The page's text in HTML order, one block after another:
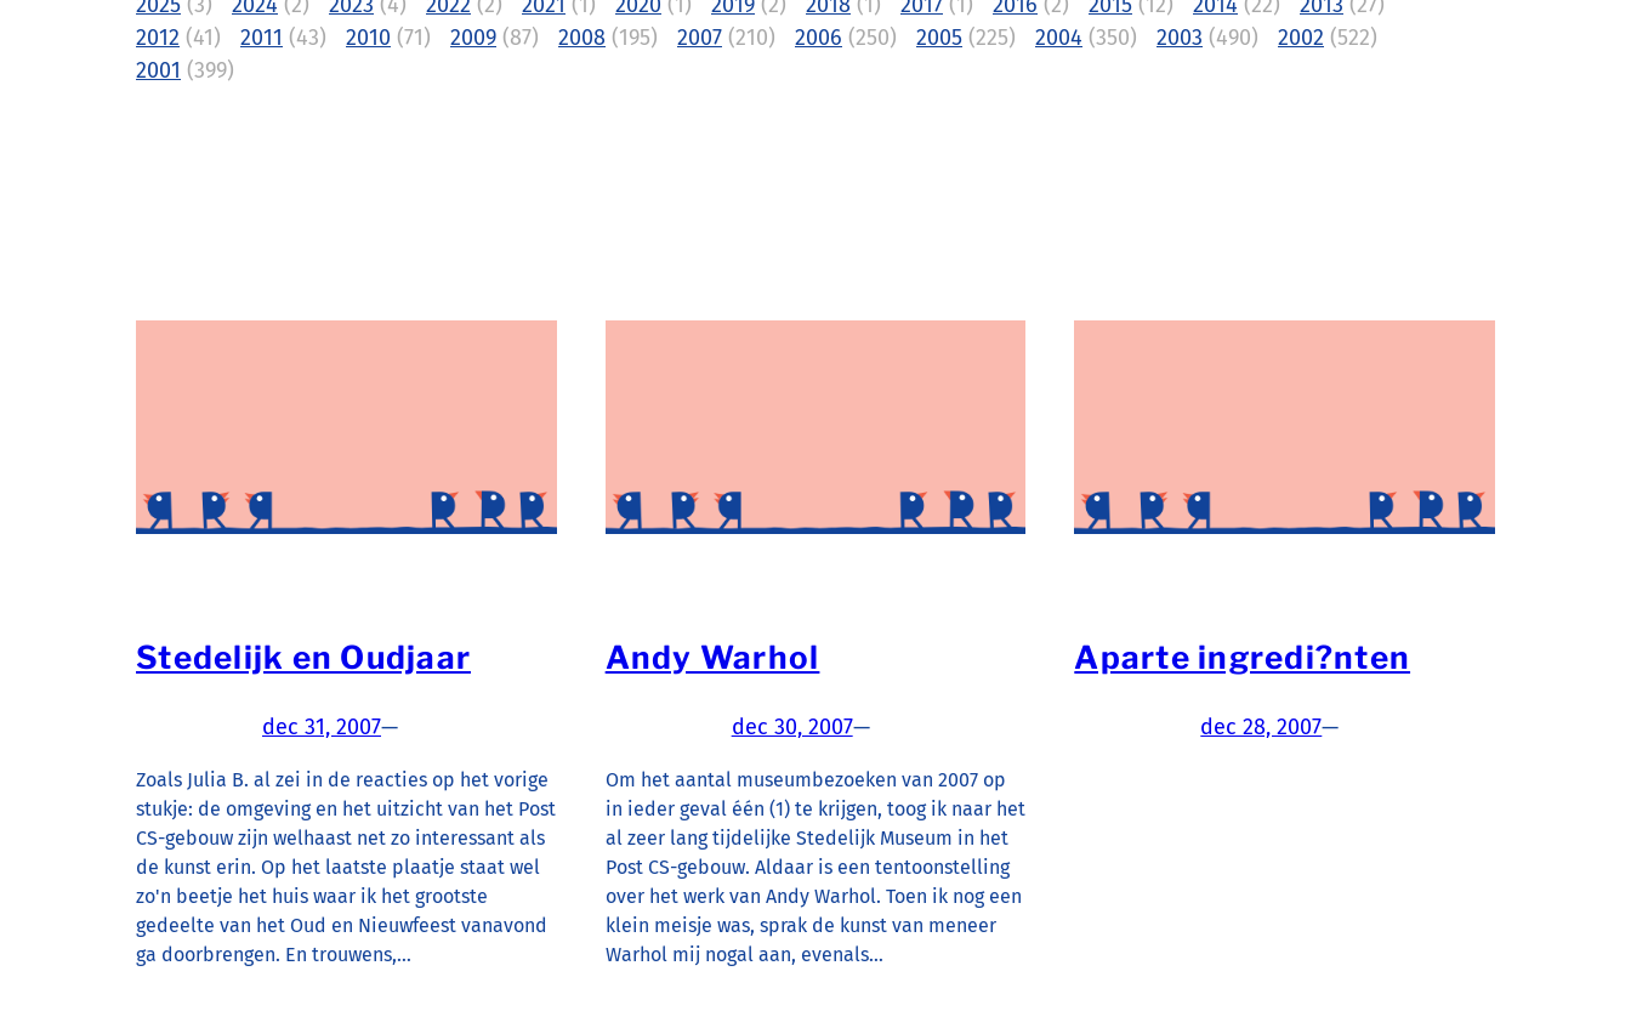
2012 (41) 2011 (43) 2010 (71) 2009 (87) 2008 (195) 2007 (210) 2006 (250) 2005 (225) 2004 (350) 2003 (490) 2002 (522)
2001 (399)
Stedelijk en Oudjaar
dec 31, 2007—
Zoals Julia B. al zei in de reacties op het vorige
stukje: de omgeving en het uitzicht van het Post
CS-gebouw zijn welhaast net zo interessant als
de kunst erin. Op het laatste plaatje staat wel
zo'n beetje het huis waar ik het grootste
gedeelte van het Oud en Nieuwfeest vanavond
ga doorbrengen. En trouwens,…
Andy Warhol
dec 30, 2007—
Om het aantal museumbezoeken van 2007 op
in ieder geval één (1) te krijgen, toog ik naar het
al zeer lang tijdelijke Stedelijk Museum in het
Post CS-gebouw. Aldaar is een tentoonstelling
over het werk van Andy Warhol. Toen ik nog een
klein meisje was, sprak de kunst van meneer
Warhol mij nogal aan, evenals…
Aparte ingredi?nten
dec 28, 2007—